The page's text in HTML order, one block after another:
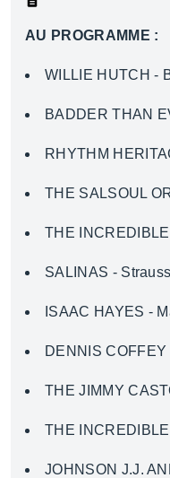
AU PROGRAMME :
WILLIE HUTCH -
BADDER THAN
RHYTHM
THE SALSOUL
THE
SALINAS -
ISAAC HAYES -
DENNIS
THE JIMMY
THE
JOHNSON J.J.